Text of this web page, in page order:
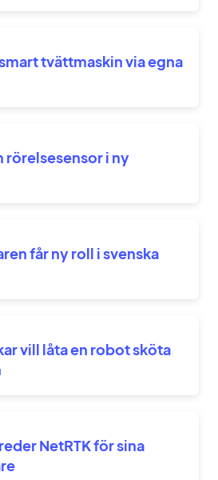
tvättmaskin via egna
rörelsesensor i ny
får ny roll i svenska
vill låta en robot sköta
NetRTK för sina